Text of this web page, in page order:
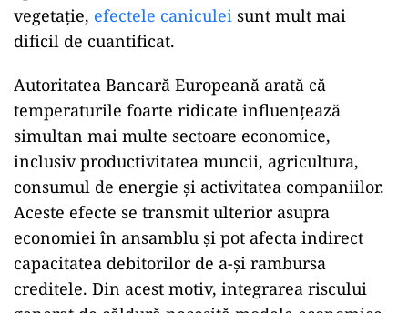
vegetație, efectele caniculei sunt mult mai
dificil de cuantificat.
Autoritatea Bancară Europeană arată că
temperaturile foarte ridicate influențează
simultan mai multe sectoare economice,
inclusiv productivitatea muncii, agricultura,
consumul de energie și activitatea companiilor.
Aceste efecte se transmit ulterior asupra
economiei în ansamblu și pot afecta indirect
capacitatea debitorilor de a-și rambursa
creditele. Din acest motiv, integrarea riscului